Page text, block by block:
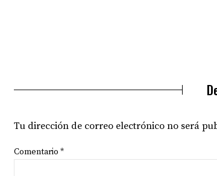
Tu dirección de correo electrónico no será
Comentario *